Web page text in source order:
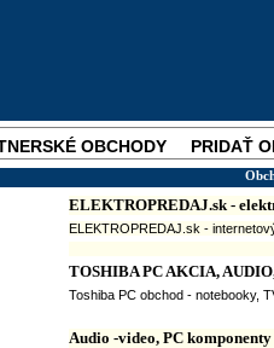
OBCHODY
PRIDAŤ
ELEKTROPREDAJ.sk -
ELEKTROPREDAJ.sk -
TOSHIBA PC AKCIA,
Toshiba PC obchod - notebooky,
Audio -video, PC komponenty